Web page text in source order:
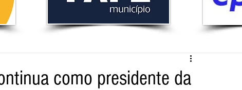
como presidente da